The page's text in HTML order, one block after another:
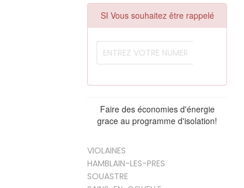
SI Vous souhaitez être rappelé
Faire des économies d'énergie
grace au programme d'isolation!
VIOLAINES
HAMBLAIN-LES-PRES
SOUASTRE